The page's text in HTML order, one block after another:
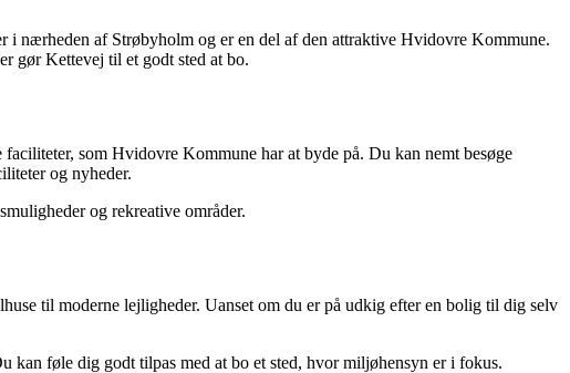
nærheden af Strøbyholm og er en del af den attraktive Hvidovre Kommune.
gør Kettevej til et godt sted at bo.
som Hvidovre Kommune har at byde på. Du kan nemt besøge
og nyheder.
og rekreative områder.
til moderne lejligheder. Uanset om du er på udkig efter en bolig til dig selv
føle dig godt tilpas med at bo et sted, hvor miljøhensyn er i fokus.